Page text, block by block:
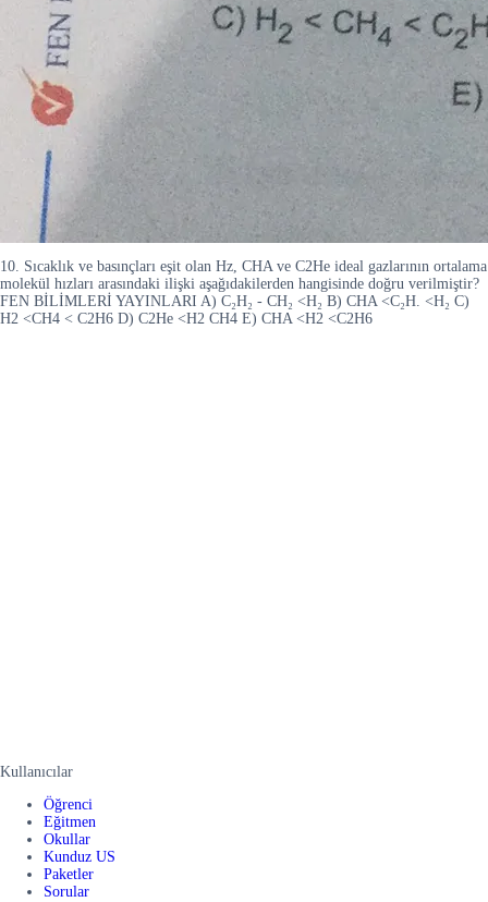
10. Sıcaklık ve basınçları eşit olan Hz, CHA ve C2He ideal gazlarının ortalama
molekül hızları arasındaki ilişki aşağıdakilerden hangisinde doğru verilmiştir?
FEN BİLİMLERİ YAYINLARI A) C₂H₂ - CH₂ <H₂ B) CHA <C₂H. <H₂ C)
H2 <CH4 < C2H6 D) C2He <H2 CH4 E) CHA <H2 <C2H6
Kullanıcılar
Öğrenci
Eğitmen
Okullar
Kunduz US
Paketler
Sorular